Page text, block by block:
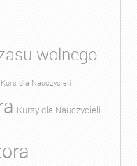
wolnego
Kurs dla Nauczycieli
Kursy dla Nauczycieli